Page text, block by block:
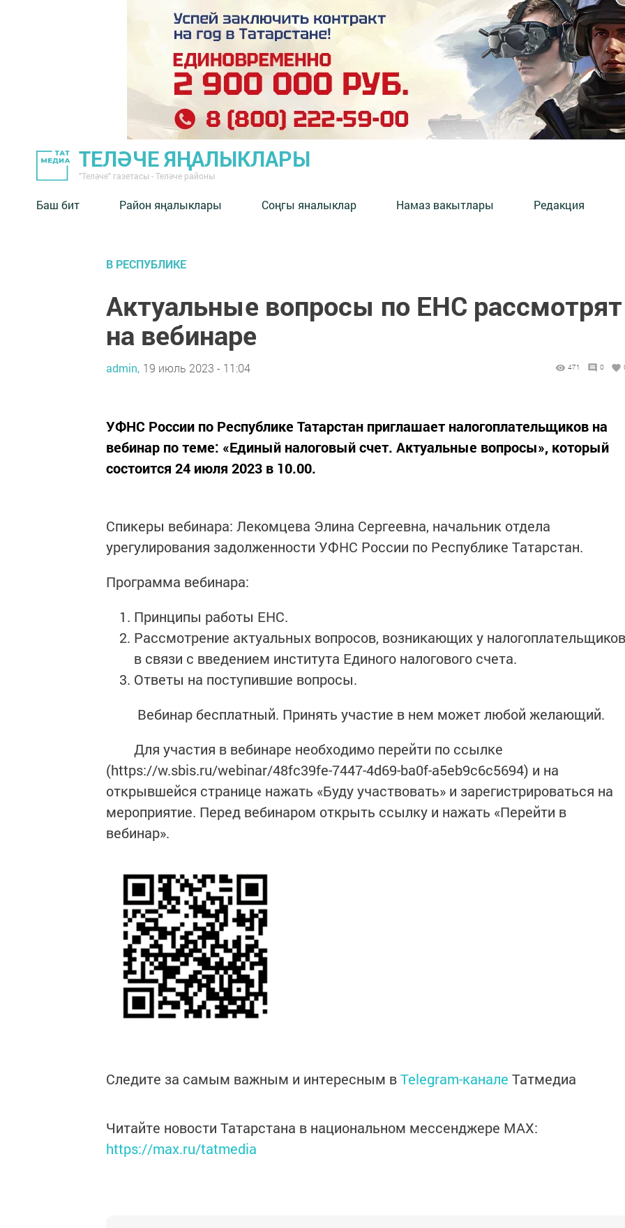
ТЕЛӘЧЕ ЯҢАЛЫКЛАРЫ
"Теләче" газетасы - Теләче районы
Баш бит Район яңалыклары Соңгы яналыклар Намаз вакытлары Редакция
В РЕСПУБЛИКЕ
Актуальные вопросы по ЕНС рассмотрят
на вебинаре
admin, 19 июль 2023 - 11:04 471 0
УФНС России по Республике Татарстан приглашает налогоплательщиков на
вебинар по теме: «Единый налоговый счет. Актуальные вопросы», который
состоится 24 июля 2023 в 10.00.
Спикеры вебинара: Лекомцева Элина Сергеевна, начальник отдела
урегулирования задолженности УФНС России по Республике Татарстан.
Программа вебинара:
Принципы работы ЕНС.
Рассмотрение актуальных вопросов, возникающих у налогоплательщиков
в связи с введением института Единого налогового счета.
Ответы на поступившие вопросы.
Вебинар бесплатный. Принять участие в нем может любой желающий.
Для участия в вебинаре необходимо перейти по ссылке
(https://w.sbis.ru/webinar/48fc39fe-7447-4d69-ba0f-a5eb9c6c5694) и на
открывшейся странице нажать «Буду участвовать» и зарегистрироваться на
мероприятие. Перед вебинаром открыть ссылку и нажать «Перейти в
вебинар».
Следите за самым важным и интересным вTelegram-канале Татмедиа
Читайте новости Татарстана в национальном мессенджере MАХ:
https://max.ru/tatmedia